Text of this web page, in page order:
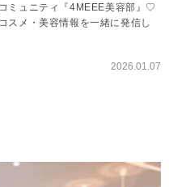
ミュニティ『4MEEE美容部』♡
スメ・美容情報を一緒に発信し
2026.01.07